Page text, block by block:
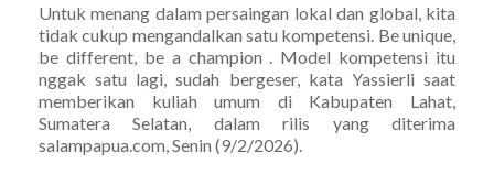
Untuk menang dalam persaingan lokal dan global, kita
tidak cukup mengandalkan satu kompetensi. Be unique,
be different, be a champion . Model kompetensi itu
nggak satu lagi, sudah bergeser, kata Yassierli saat
memberikan kuliah umum di Kabupaten Lahat,
Sumatera Selatan, dalam rilis yang diterima
salampapua.com, Senin (9/2/2026).